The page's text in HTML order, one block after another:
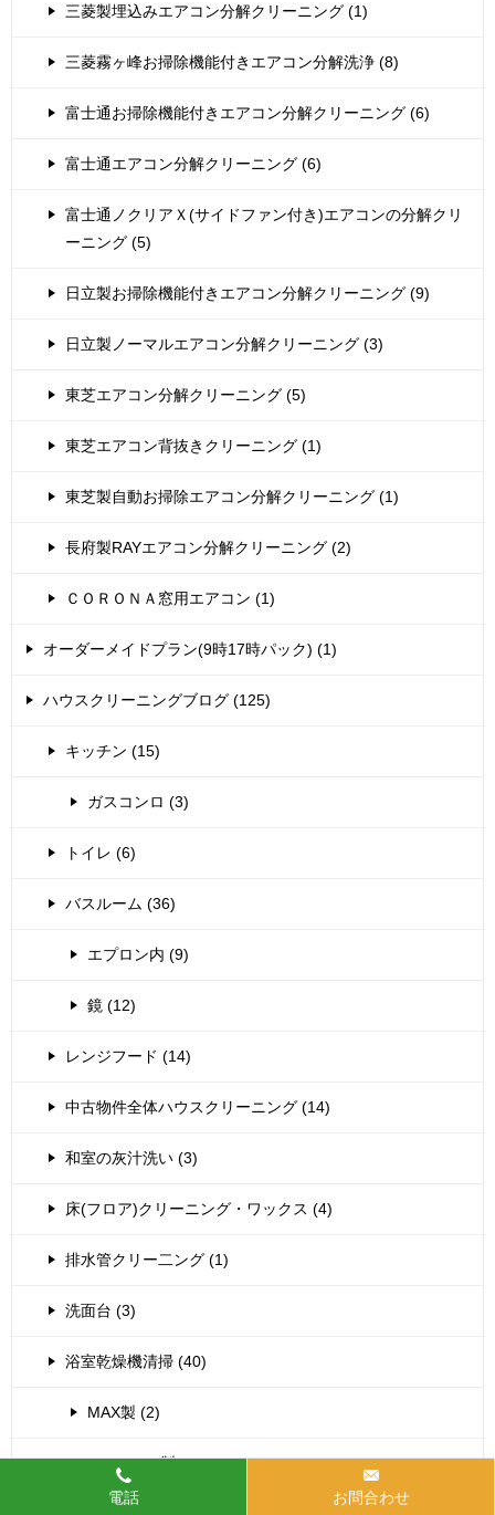
三菱製埋込みエアコン分解クリーニング (1)
三菱霧ヶ峰お掃除機能付きエアコン分解洗浄 (8)
富士通お掃除機能付きエアコン分解クリーニング (6)
富士通エアコン分解クリーニング (6)
富士通ノクリアＸ(サイドファン付き)エアコンの分解クリ
ーニング (5)
日立製お掃除機能付きエアコン分解クリーニング (9)
日立製ノーマルエアコン分解クリーニング (3)
東芝エアコン分解クリーニング (5)
東芝エアコン背抜きクリーニング (1)
東芝製自動お掃除エアコン分解クリーニング (1)
長府製RAYエアコン分解クリーニング (2)
ＣＯＲＯＮＡ窓用エアコン (1)
オーダーメイドプラン(9時17時パック) (1)
ハウスクリーニングブログ (125)
キッチン (15)
ガスコンロ (3)
トイレ (6)
バスルーム (36)
エプロン内 (9)
鏡 (12)
レンジフード (14)
中古物件全体ハウスクリーニング (14)
和室の灰汁洗い (3)
床(フロア)クリーニング・ワックス (4)
排水管クリー二ング (1)
洗面台 (3)
浴室乾燥機清掃 (40)
MAX製 (2)
Panasonic製 (5)
電話 お問合わせ